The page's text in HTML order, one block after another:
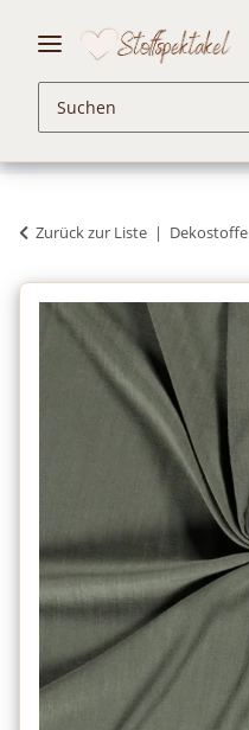
Zurück zur Liste Dekostoffe